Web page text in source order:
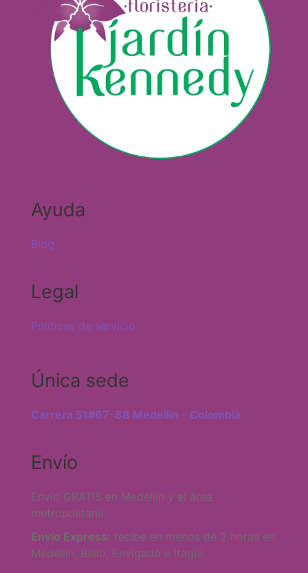
Ayuda
Blog
Legal
Políticas de servicio
Única sede
Carrera 51#67-88 Medellin - Colombia
Envío
Envío GRATIS en Medellín y el área
metropolitana.
Envío Express: recibe en menos de 2 horas en
Medellín, Bello, Envigado e Itagüí.